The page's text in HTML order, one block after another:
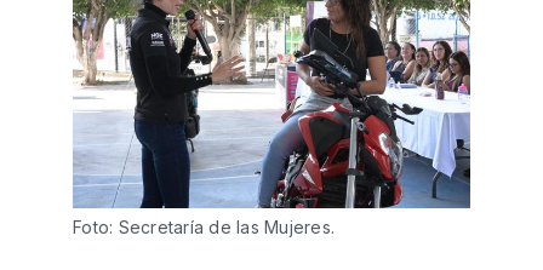
Foto: Secretaría de las Mujeres.